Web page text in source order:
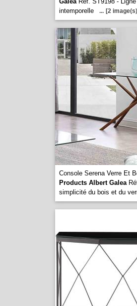
intemporelle
... [2
Console Serena Verre Et
Products Albert Galea
simplicité du bois et du